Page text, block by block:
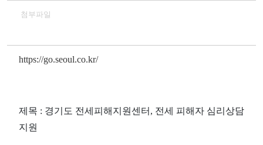
첨부파일
https://go.seoul.co.kr/
제목 : 경기도 전세피해지원센터, 전세 피해자 심리상담
지원